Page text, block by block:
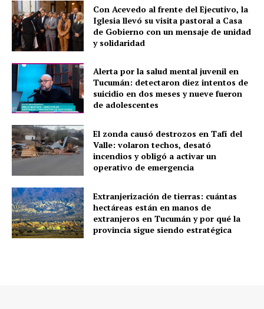
Con Acevedo al frente del Ejecutivo, la
Iglesia llevó su visita pastoral a Casa
de Gobierno con un mensaje de unidad
y solidaridad
Alerta por la salud mental juvenil en
Tucumán: detectaron diez intentos de
suicidio en dos meses y nueve fueron
de adolescentes
El zonda causó destrozos en Tafí del
Valle: volaron techos, desató
incendios y obligó a activar un
operativo de emergencia
Extranjerización de tierras: cuántas
hectáreas están en manos de
extranjeros en Tucumán y por qué la
provincia sigue siendo estratégica